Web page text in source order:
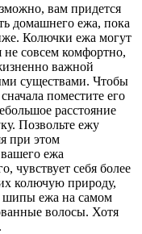
вам придется
домашнего ежа, пока
Колючки ежа могут
не совсем комфортно,
важной
существами. Чтобы
поместите его
расстояние
Позвольте ежу
при этом
ежа
чувствует себя более
колючую природу,
шипы ежа на самом
волосы. Хотя